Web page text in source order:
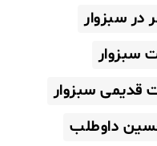
سبزوار
سبزوار
قدیمی سبزوار
داوطلب